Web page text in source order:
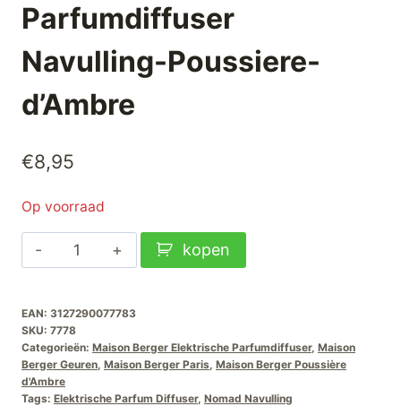
Parfumdiffuser
Navulling-Poussiere-
d’Ambre
€8,95
Op voorraad
Maison
Berger
Parfumdiffuser
Navulling-
Poussiere-
d'Ambre
kopen
EAN: 3127290077783
SKU: 7778
Categorieën: Maison Berger Elektrische Parfumdiffuser, Maison
Berger Geuren, Maison Berger Paris, Maison Berger Poussière
d'Ambre
Tags: Elektrische Parfum Diffuser, Nomad Navulling